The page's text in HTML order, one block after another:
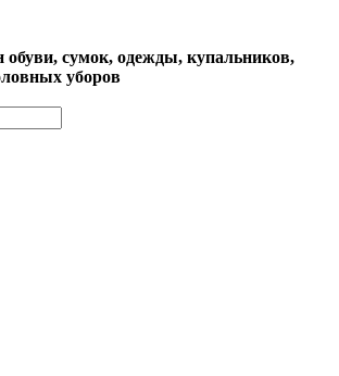
обуви, сумок, одежды, купальников,
уборов